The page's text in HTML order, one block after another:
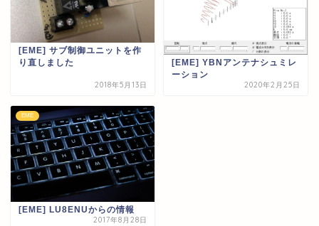
[EME] サブ制御ユニットを作
り直しました
2018年5月13日
[EME] YBNアンテナシュミレ
ーション
2020年2月25日
EME
[EME] LU8ENUからの情報
2017年8月28日